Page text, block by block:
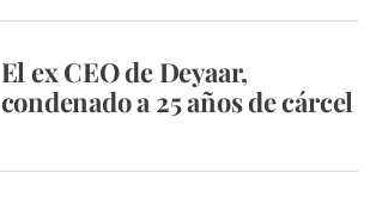
El ex CEO de Deyaar,
condenado a 25 años de cárcel